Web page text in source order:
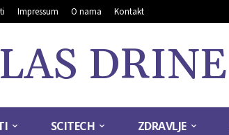
Impressum O nama Kontakt
DRINE
SCITECH ZDRAVLJE